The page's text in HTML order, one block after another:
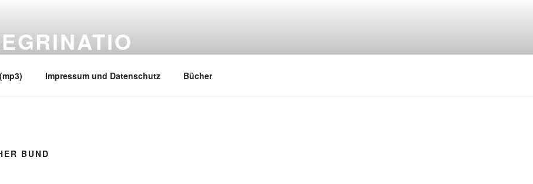
Impressum und Datenschutz Bücher
BUND